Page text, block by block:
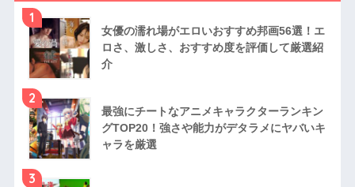
1
女優の濡れ場がエロいおすすめ邦画56選！エ
ロさ、激しさ、おすすめ度を評価して厳選紹
介
2
最強にチートなアニメキャラクターランキン
グTOP20！強さや能力がデタラメにヤバいキ
ャラを厳選
3